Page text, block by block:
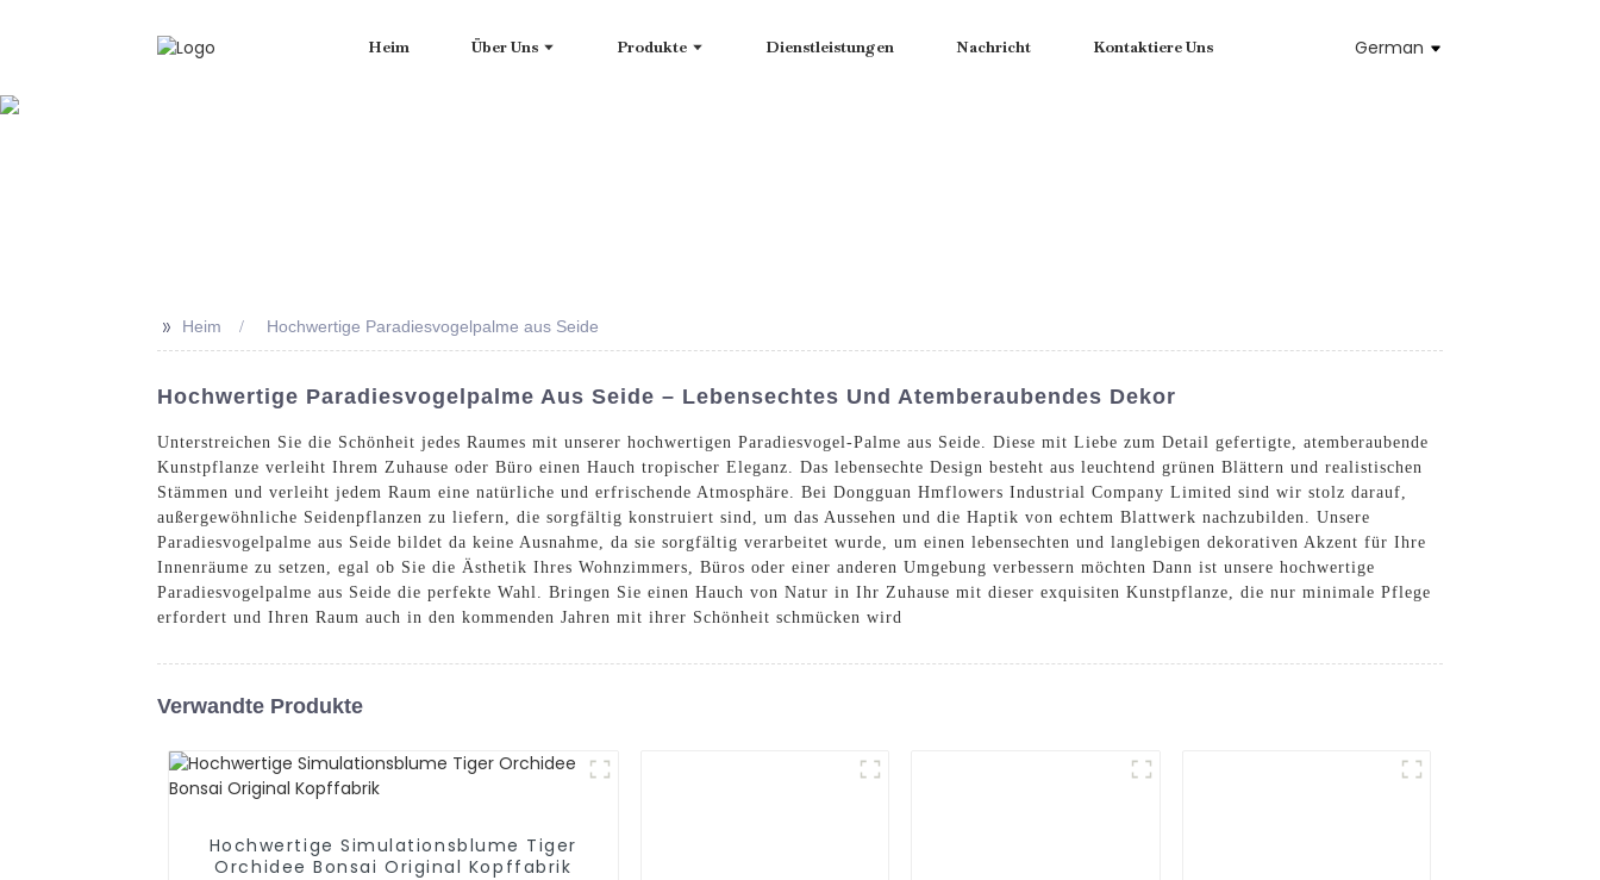
Heim Über Uns Produkte Dienstleistungen Nachricht Kontaktiere Uns German
>> Heim Hochwertige Paradiesvogelpalme aus Seide
Hochwertige Paradiesvogelpalme Aus Seide – Lebensechtes Und Atemberaubendes Dekor
Unterstreichen Sie die Schönheit jedes Raumes mit unserer hochwertigen Paradiesvogel-Palme aus Seide. Diese mit Liebe zum Detail gefertigte, atemberaubende
Kunstpflanze verleiht Ihrem Zuhause oder Büro einen Hauch tropischer Eleganz. Das lebensechte Design besteht aus leuchtend grünen Blättern und realistischen
Stämmen und verleiht jedem Raum eine natürliche und erfrischende Atmosphäre. Bei Dongguan Hmflowers Industrial Company Limited sind wir stolz darauf,
außergewöhnliche Seidenpflanzen zu liefern, die sorgfältig konstruiert sind, um das Aussehen und die Haptik von echtem Blattwerk nachzubilden. Unsere
Paradiesvogelpalme aus Seide bildet da keine Ausnahme, da sie sorgfältig verarbeitet wurde, um einen lebensechten und langlebigen dekorativen Akzent für Ihre
Innenräume zu setzen, egal ob Sie die Ästhetik Ihres Wohnzimmers, Büros oder einer anderen Umgebung verbessern möchten Dann ist unsere hochwertige
Paradiesvogelpalme aus Seide die perfekte Wahl. Bringen Sie einen Hauch von Natur in Ihr Zuhause mit dieser exquisiten Kunstpflanze, die nur minimale Pflege
erfordert und Ihren Raum auch in den kommenden Jahren mit ihrer Schönheit schmücken wird
Verwandte Produkte
Hochwertige Simulationsblume Tiger
Orchidee Bonsai Original Kopffabrik